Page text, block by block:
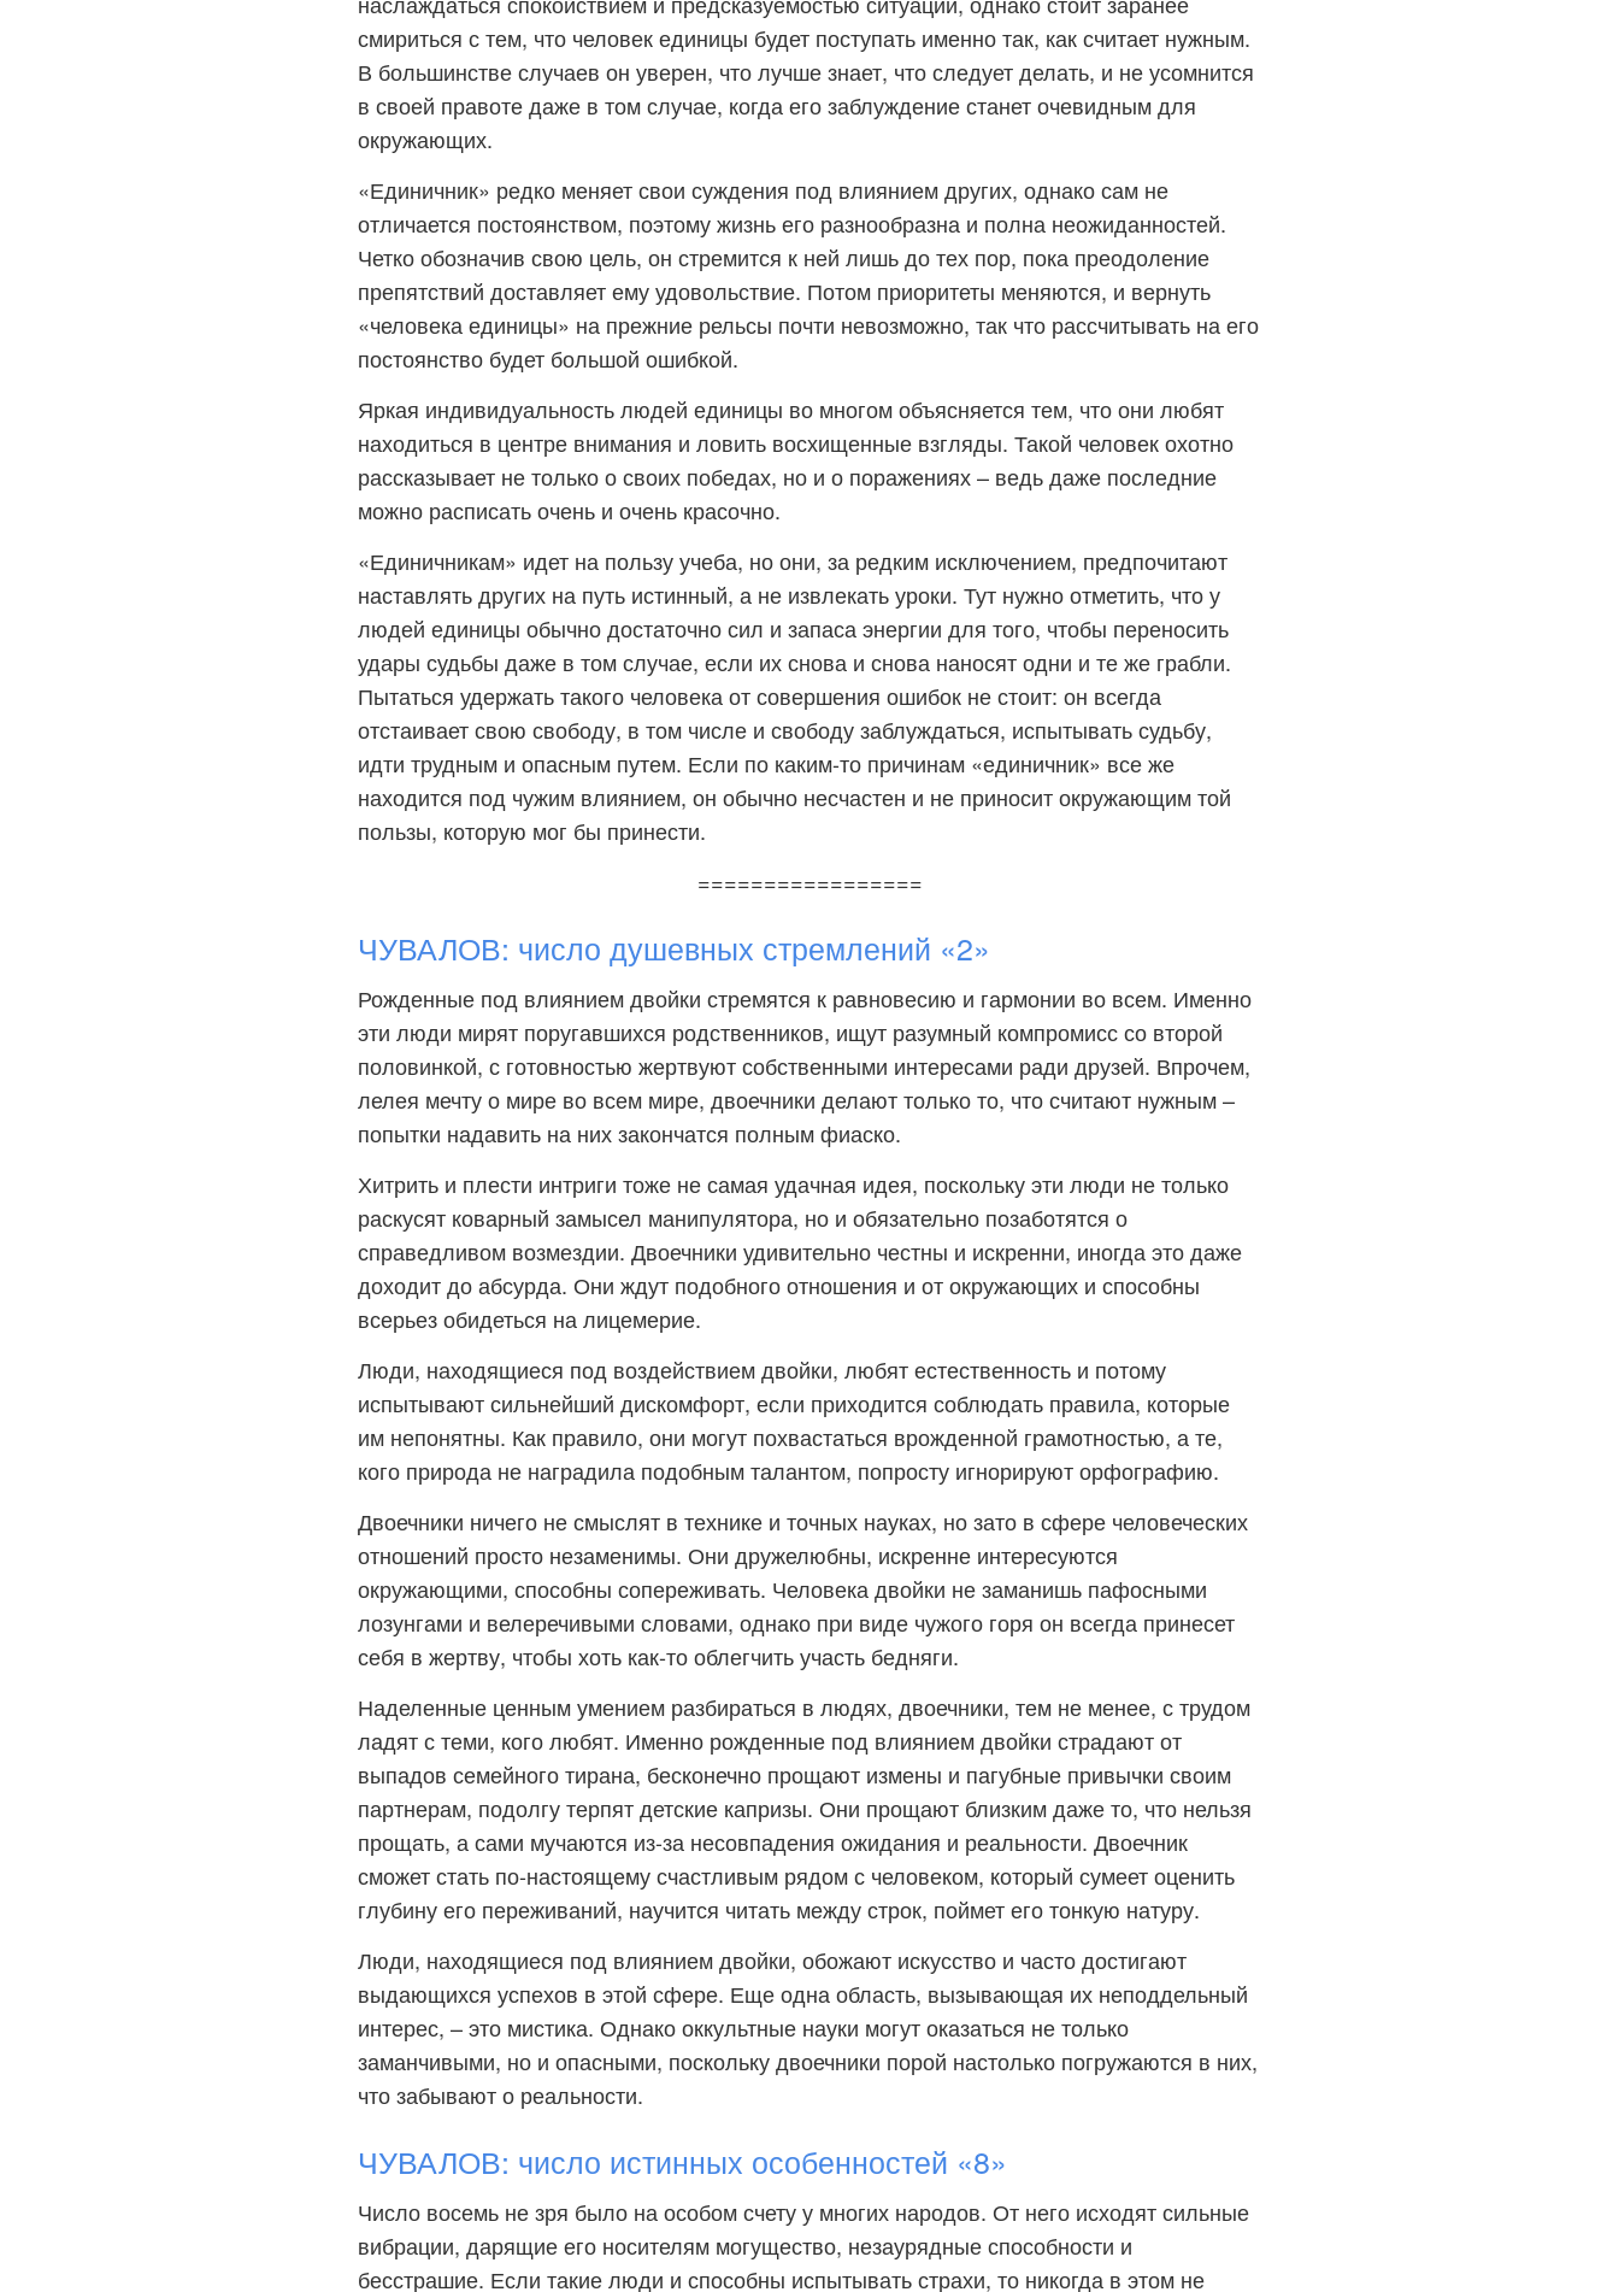
смириться с тем, что человек единицы будет поступать именно так, как считает нужным.
В большинстве случаев он уверен, что лучше знает, что следует делать, и не усомнится
в своей правоте даже в том случае, когда его заблуждение станет очевидным для
окружающих.
«Единичник» редко меняет свои суждения под влиянием других, однако сам не
отличается постоянством, поэтому жизнь его разнообразна и полна неожиданностей.
Четко обозначив свою цель, он стремится к ней лишь до тех пор, пока преодоление
препятствий доставляет ему удовольствие. Потом приоритеты меняются, и вернуть
«человека единицы» на прежние рельсы почти невозможно, так что рассчитывать на его
постоянство будет большой ошибкой.
Яркая индивидуальность людей единицы во многом объясняется тем, что они любят
находиться в центре внимания и ловить восхищенные взгляды. Такой человек охотно
рассказывает не только о своих победах, но и о поражениях – ведь даже последние
можно расписать очень и очень красочно.
«Единичникам» идет на пользу учеба, но они, за редким исключением, предпочитают
наставлять других на путь истинный, а не извлекать уроки. Тут нужно отметить, что у
людей единицы обычно достаточно сил и запаса энергии для того, чтобы переносить
удары судьбы даже в том случае, если их снова и снова наносят одни и те же грабли.
Пытаться удержать такого человека от совершения ошибок не стоит: он всегда
отстаивает свою свободу, в том числе и свободу заблуждаться, испытывать судьбу,
идти трудным и опасным путем. Если по каким-то причинам «единичник» все же
находится под чужим влиянием, он обычно несчастен и не приносит окружающим той
пользы, которую мог бы принести.
=================
ЧУВАЛОВ: число душевных стремлений «2»
Рожденные под влиянием двойки стремятся к равновесию и гармонии во всем. Именно
эти люди мирят поругавшихся родственников, ищут разумный компромисс со второй
половинкой, с готовностью жертвуют собственными интересами ради друзей. Впрочем,
лелея мечту о мире во всем мире, двоечники делают только то, что считают нужным –
попытки надавить на них закончатся полным фиаско.
Хитрить и плести интриги тоже не самая удачная идея, поскольку эти люди не только
раскусят коварный замысел манипулятора, но и обязательно позаботятся о
справедливом возмездии. Двоечники удивительно честны и искренни, иногда это даже
доходит до абсурда. Они ждут подобного отношения и от окружающих и способны
всерьез обидеться на лицемерие.
Люди, находящиеся под воздействием двойки, любят естественность и потому
испытывают сильнейший дискомфорт, если приходится соблюдать правила, которые
им непонятны. Как правило, они могут похвастаться врожденной грамотностью, а те,
кого природа не наградила подобным талантом, попросту игнорируют орфографию.
Двоечники ничего не смыслят в технике и точных науках, но зато в сфере человеческих
отношений просто незаменимы. Они дружелюбны, искренне интересуются
окружающими, способны сопереживать. Человека двойки не заманишь пафосными
лозунгами и велеречивыми словами, однако при виде чужого горя он всегда принесет
себя в жертву, чтобы хоть как-то облегчить участь бедняги.
Наделенные ценным умением разбираться в людях, двоечники, тем не менее, с трудом
ладят с теми, кого любят. Именно рожденные под влиянием двойки страдают от
выпадов семейного тирана, бесконечно прощают измены и пагубные привычки своим
партнерам, подолгу терпят детские капризы. Они прощают близким даже то, что нельзя
прощать, а сами мучаются из-за несовпадения ожидания и реальности. Двоечник
сможет стать по-настоящему счастливым рядом с человеком, который сумеет оценить
глубину его переживаний, научится читать между строк, поймет его тонкую натуру.
Люди, находящиеся под влиянием двойки, обожают искусство и часто достигают
выдающихся успехов в этой сфере. Еще одна область, вызывающая их неподдельный
интерес, – это мистика. Однако оккультные науки могут оказаться не только
заманчивыми, но и опасными, поскольку двоечники порой настолько погружаются в них,
что забывают о реальности.
ЧУВАЛОВ: число истинных особенностей «8»
Число восемь не зря было на особом счету у многих народов. От него исходят сильные
вибрации, дарящие его носителям могущество, незаурядные способности и
бесстрашие. Если такие люди и способны испытывать страхи, то никогда в этом не